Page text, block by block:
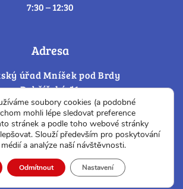
7:30 – 12:30
Adresa
úřad Mníšek pod Brdy
Dobříšská 56
10 Mníšek pod Brdy
IČ: 00242748
DIČ: CZ00242 748
– změna souhlasu
soubory cookies (a podobné
mohli lépe sledovat preference
stránek a podle toho webové stránky
Slouží především pro poskytování
a analýze naší návštěvnosti.
Odmítnout Nastavení